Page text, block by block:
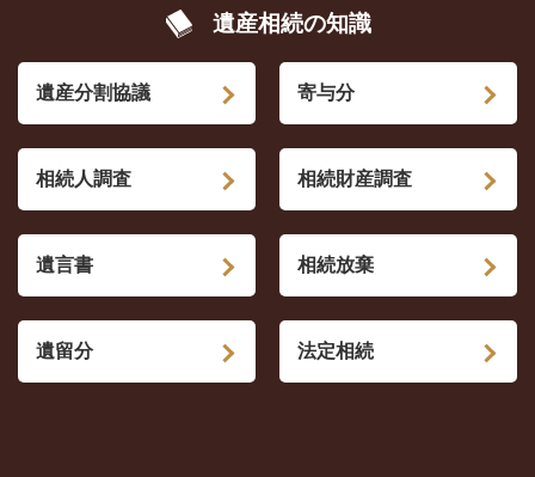
遺産相続の知識
遺産分割協議 寄与分
相続人調査 相続財産調査
遺言書 相続放棄
遺留分 法定相続